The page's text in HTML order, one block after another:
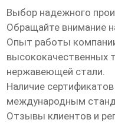
Выбор надежного
Обращайте внимание
Опыт работы
высококачественных
нержавеющей стали.
Наличие
международным
Отзывы клиентов и